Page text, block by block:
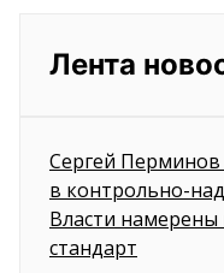
Лента
Сергей Перминов
в контрольно-
Власти
стандарт